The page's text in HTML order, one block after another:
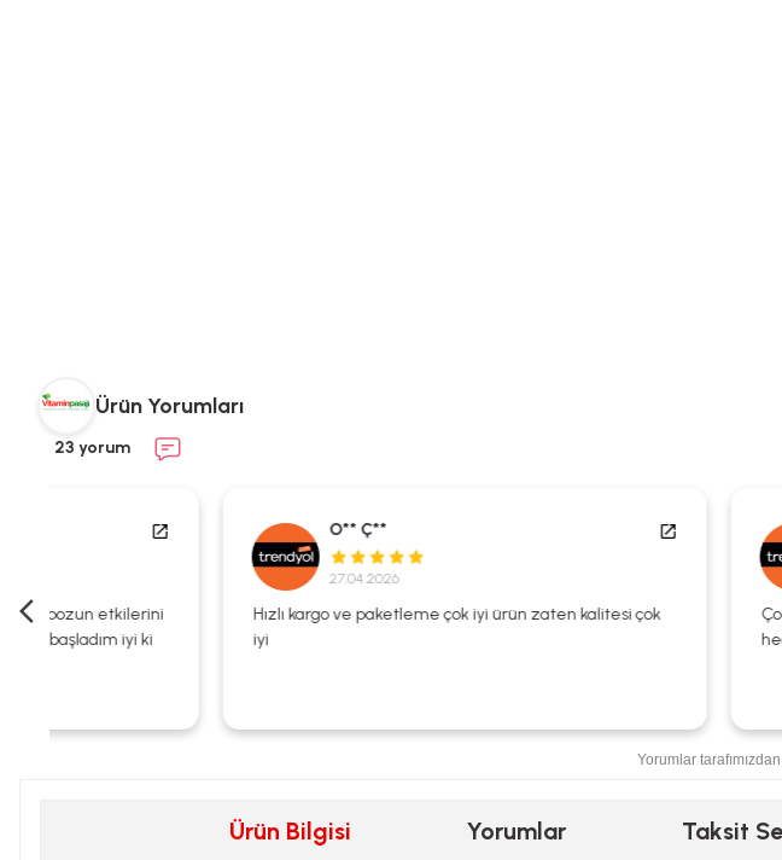
Ürün Yorumları
23 yorum
Hızlı kargo ve paketleme çok iyi ürün zaten kalitesi çok
iyi
Çok uzun süredir
hediyeleriniz için
Yorumlar
Ürün Bilgisi Yorumlar Taksit